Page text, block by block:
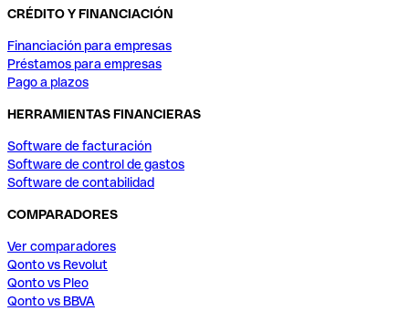
CRÉDITO Y FINANCIACIÓN
Financiación para empresas
Préstamos para empresas
Pago a plazos
HERRAMIENTAS FINANCIERAS
Software de facturación
Software de control de gastos
Software de contabilidad
COMPARADORES
Ver comparadores
Qonto vs Revolut
Qonto vs Pleo
Qonto vs BBVA